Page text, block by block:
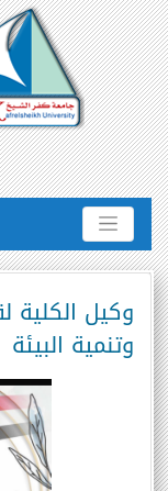
وكيل الكلية
وتنمية البيئة